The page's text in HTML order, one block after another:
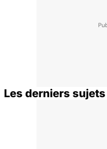
Les derniers sujets